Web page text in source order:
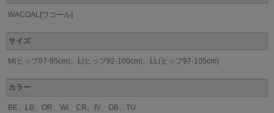
WACOAL[ワコール]
サイズ
M(ヒップ87-95cm)、L(ヒップ92-100cm)、LL(ヒップ97-105cm)
カラー
BE、LB、OR、WI、CR、IV、OB、TU